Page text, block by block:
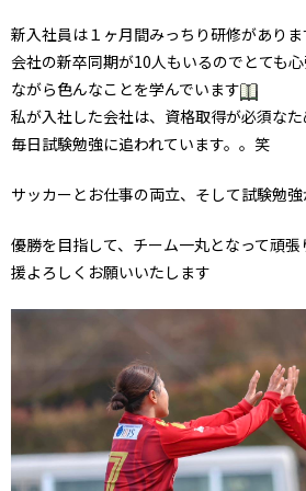
新入社員は１ヶ月間みっちり研修がありま
会社の新卒同期が10人もいるのでとても
ながら色んなことを学んでいます
私が入社した会社は、資格取得が必須なた
毎日試験勉強に追われています。。笑
サッカーとお仕事の両立、そして試験勉強
優勝を目指して、チーム一丸となって頑
援よろしくお願いいたします